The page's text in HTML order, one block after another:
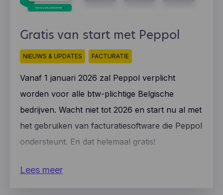
Gratis van start met Peppol
NIEUWS & UPDATES FACTURATIE
Vanaf 1 januari 2026 zal Peppol verplicht
worden voor alle btw-plichtige Belgische
bedrijven. Wacht niet tot 2026 en start nu al met
het gebruiken van facturatiesoftware die Peppol
ondersteunt. En dat helemaal gratis!
Lees meer